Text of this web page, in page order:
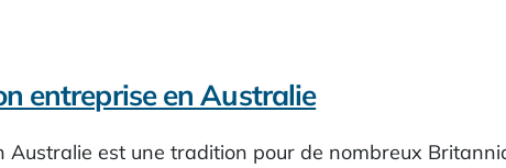
entreprise en Australie
Australie est une tradition pour de nombreux